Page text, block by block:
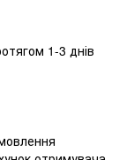
1-3 днів